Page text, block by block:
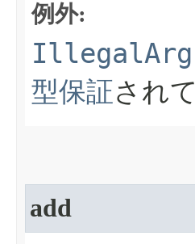
例外:
型保証され
add